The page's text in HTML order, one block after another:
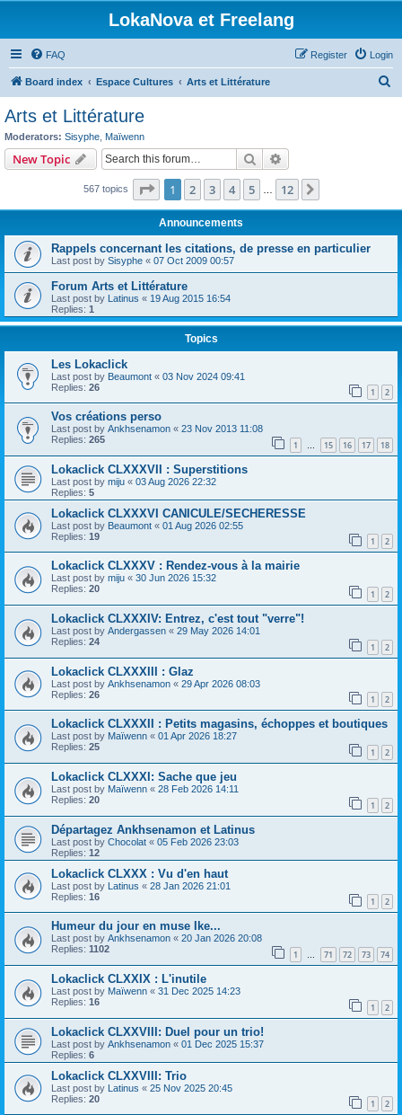
LokaNova et Freelang
FAQ Login
Register
Board index Espace Cultures Arts et Littérature
Arts et Littérature
Moderators: Sisyphe Maïwenn
New Topic Search
567 topics Page 1of 12
1 2 3 4 5 12
Announcements
Rappels concernant les citations, de presse en particulier
Last post by Sisyphe « 07 Oct 2009 00:57
Forum Arts et Littérature
Last post by Latinus « 19 Aug 2015 16:54
Replies: 1
Topics
Les Lokaclick
Last post by Beaumont « 03 Nov 2024 09:41
Replies: 26 1 2
Vos créations perso
Last post by Ankhsenamon « 23 Nov 2013 11:08
Replies: 265 1 … 15 16 17 18
Lokaclick CLXXXVII : Superstitions
Last post by miju « 03 Aug 2026 22:32
Replies: 5
Lokaclick CLXXXVI CANICULE/SECHERESSE
Last post by Beaumont « 01 Aug 2026 02:55
Replies: 19 1 2
Lokaclick CLXXXV : Rendez-vous à la mairie
Last post by miju « 30 Jun 2026 15:32
Replies: 20 1 2
Lokaclick CLXXXIV: Entrez, c'est tout "verre"!
Last post by Andergassen « 29 May 2026 14:01
Replies: 24 1 2
Lokaclick CLXXXIII : Glaz
Last post by Ankhsenamon « 29 Apr 2026 08:03
Replies: 26 1 2
Lokaclick CLXXXII : Petits magasins, échoppes et boutiques
Last post by Maïwenn « 01 Apr 2026 18:27
Replies: 25 1 2
Lokaclick CLXXXI: Sache que jeu
Last post by Maïwenn « 28 Feb 2026 14:11
Replies: 20 1 2
Départagez Ankhsenamon et Latinus
Last post by Chocolat « 05 Feb 2026 23:03
Replies: 12
Lokaclick CLXXX : Vu d'en haut
Last post by Latinus « 28 Jan 2026 21:01
Replies: 16 1 2
Humeur du jour en muse Ike...
Last post by Ankhsenamon « 20 Jan 2026 20:08
Replies: 1102 1 … 71 72 73 74
Lokaclick CLXXIX : L'inutile
Last post by Maïwenn « 31 Dec 2025 14:23
Replies: 16 1 2
Lokaclick CLXXVIII: Duel pour un trio!
Last post by Ankhsenamon « 01 Dec 2025 15:37
Replies: 6
Lokaclick CLXXVIII: Trio
Last post by Latinus « 25 Nov 2025 20:45
Replies: 20 1 2